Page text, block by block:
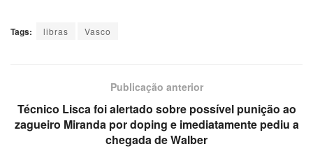
Tags: libras Vasco
Publicação anterior
Técnico Lisca foi alertado sobre possível punição ao
zagueiro Miranda por doping e imediatamente pediu a
chegada de Walber